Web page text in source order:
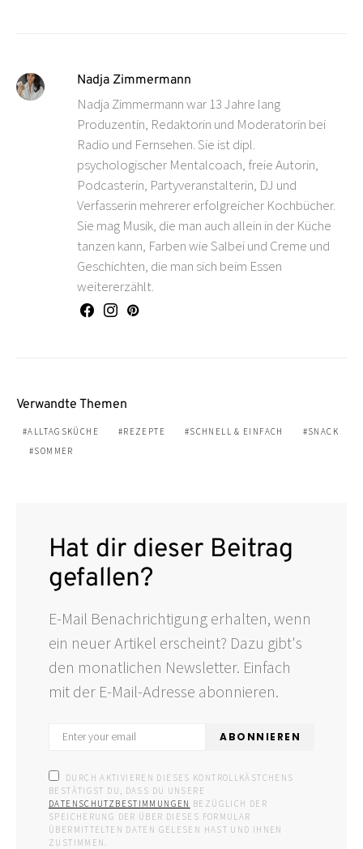
Nadja Zimmermann
Nadja Zimmermann war 13 Jahre lang
Produzentin, Redaktorin und Moderatorin bei
Radio und Fernsehen. Sie ist dipl.
psychologischer Mentalcoach, freie Autorin,
Podcasterin, Partyveranstalterin, DJ und
Verfasserin mehrerer erfolgreicher Kochbücher.
Sie mag Musik, die man auch allein in der Küche
tanzen kann, Farben wie Salbei und Creme und
Geschichten, die man sich beim Essen
weitererzählt.
Verwandte Themen
ALLTAGSKÜCHE REZEPTE SCHNELL & EINFACH
SNACK
SOMMER
Hat dir dieser Beitrag
gefallen?
E-Mail Benachrichtigung erhalten, wenn
ein neuer Artikel erscheint? Dazu gibt's
den monatlichen Newsletter. Einfach
mit der E-Mail-Adresse abonnieren.
ABONNIEREN
DURCH AKTIVIEREN DIESES KONTROLLKÄSTCHENS
BESTÄTIGST DU, DASS DU UNSERE
DATENSCHUTZBESTIMMUNGEN BEZÜGLICH DER
SPEICHERUNG DER ÜBER DIESES FORMULAR
ÜBERMITTELTEN DATEN GELESEN HAST UND IHNEN
ZUSTIMMEN.